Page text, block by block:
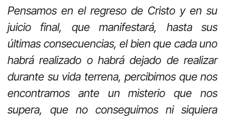
Pensamos en el regreso de Cristo y en su
juicio final, que manifestará, hasta sus
últimas consecuencias, el bien que cada uno
habrá realizado o habrá dejado de realizar
durante su vida terrena, percibimos que nos
encontramos ante un misterio que nos
supera, que no conseguimos ni siquiera